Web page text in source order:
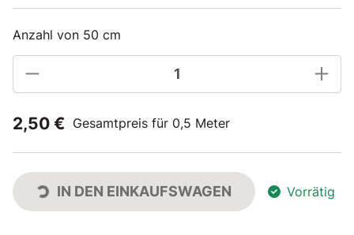
Anzahl von 50 cm
2,50 € Gesamtpreis für 0,5 Meter
IN DEN EINKAUFSWAGEN Vorrätig